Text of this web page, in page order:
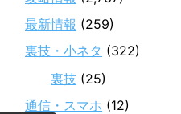
最新情報 (259)
裏技・小ネタ (322)
裏技 (25)
通信・スマホ (12)